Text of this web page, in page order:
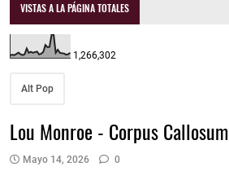
VISTAS A LA PÁGINA TOTALES
1,266,302
Alt Pop
Lou Monroe - Corpus Callosum
Mayo 14, 2026 0